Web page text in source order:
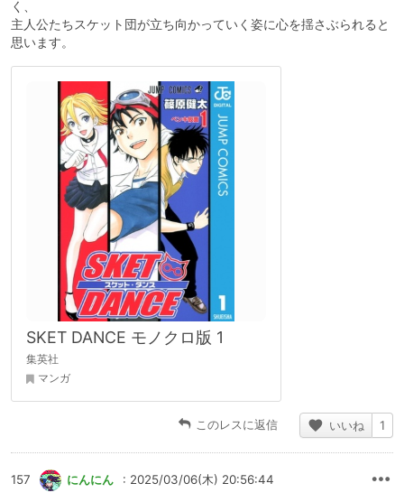
く、
主人公たちスケット団が立ち向かっていく姿に心を揺さぶられると
思います。
SKET DANCE モノクロ版 1
集英社
マンガ
このレスに返信 いいね 1
157 にんにん : 2025/03/06(木) 20:56:44